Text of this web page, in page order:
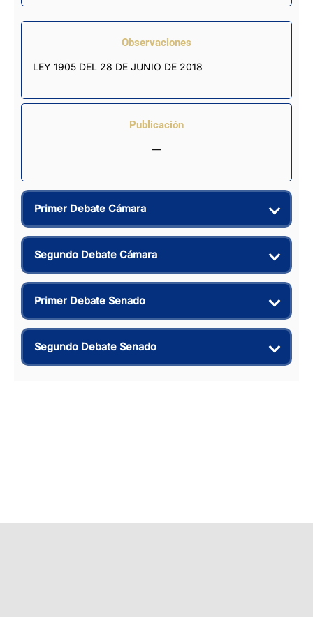
Observaciones
LEY 1905 DEL 28 DE JUNIO DE 2018
Publicación
—
Primer Debate Cámara
Segundo Debate Cámara
Primer Debate Senado
Segundo Debate Senado